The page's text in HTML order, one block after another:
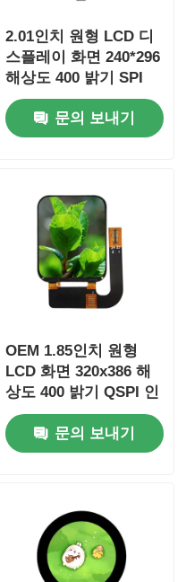
2.01인치 원형 LCD 디
스플레이 화면 240*296
해상도 400 밝기 SPI
인터페이스 드라이버
IC ST7789문의 보내기
OEM 1.85인치 원형
LCD 화면 320x386 해
상도 400 밝기 QSPI 인
터페이스
문의 보내기